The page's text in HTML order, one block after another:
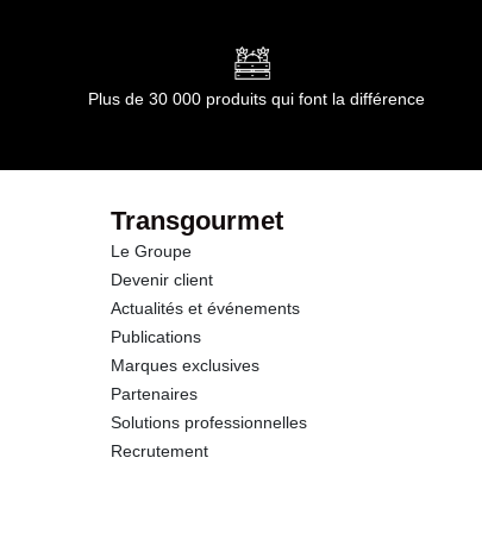
Protéines
Sel
Vitamine C
Plus de 30 000 produits qui font la différence
Transgourmet
Le Groupe
Devenir client
Actualités et événements
Publications
Marques exclusives
Partenaires
Solutions professionnelles
Recrutement